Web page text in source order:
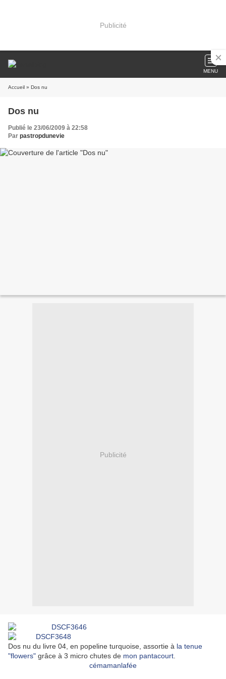
Publicité
MENU
Accueil » Dos nu
Dos nu
Publié le 23/06/2009 à 22:58
Par pastropdunevie
Publicité
Dos nu du livre 04, en popeline turquoise, assortie à la tenue
"flowers" grâce à 3 micro chutes de mon pantacourt
cémamanlafée